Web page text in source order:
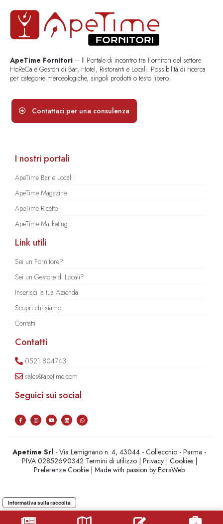
ApeTime Fornitori – Il Portale di incontro tra Fornitori del settore
HoReCa e Gestori di Bar, Hotel, Ristoranti e Locali. Possibilità di ricerca
per categorie merceologiche, singoli prodotti o testo libero..
Contattaci per una consulenza
I nostri portali
ApeTime Bar e Locali
ApeTime Magazine
ApeTime Ricette
ApeTime Marketing
Link utili
Sei un Fornitore?
Sei un Gestore di Locali?
Inserisci la tua Azienda
Scopri chi siamo
Contatti
Contatti
0521.804743
sales@apetime.com
Seguici sui social
Apetime Srl - Via Lemignano n. 4, 43044 - Collecchio - Parma -
PIVA 02852690342 Termini di utilizzo| Privacy| Cookies|
Preferenze Cookie | Made with passion byExtraWeb
Informativa sulla raccolta